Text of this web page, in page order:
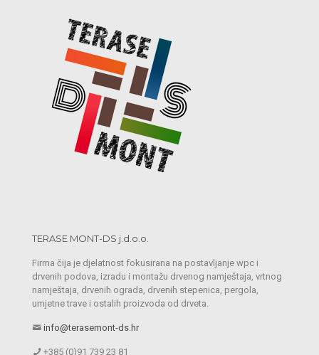
TERASE MONT-DS j.d.o.o.
Firma čija je djelatnost fokusirana na postavljanje wpc i
drvenih podova, izradu i montažu drvenog namještaja, vrtnog
namještaja, drvenih ograda, drvenih stepenica, pergola,
umjetne trave i ostalih proizvoda od drveta.
info@terasemont-ds.hr
+385 (0)91 739 23 81